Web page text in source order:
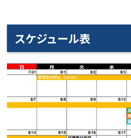
スケジュール表